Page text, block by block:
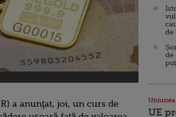
a anunţat, joi, un curs de
de
de
Uniunea
UE